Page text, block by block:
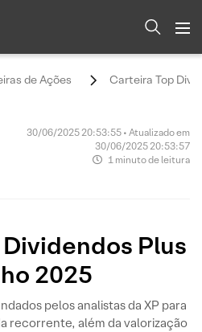
de Ações Carteira Top
30/06/2025 20:53:55 • Atualizado em
30/06/2025 20:53:57
1 minuto de leitura
Plus
2025
pelos analistas da XP para
recorrente, além da valorização